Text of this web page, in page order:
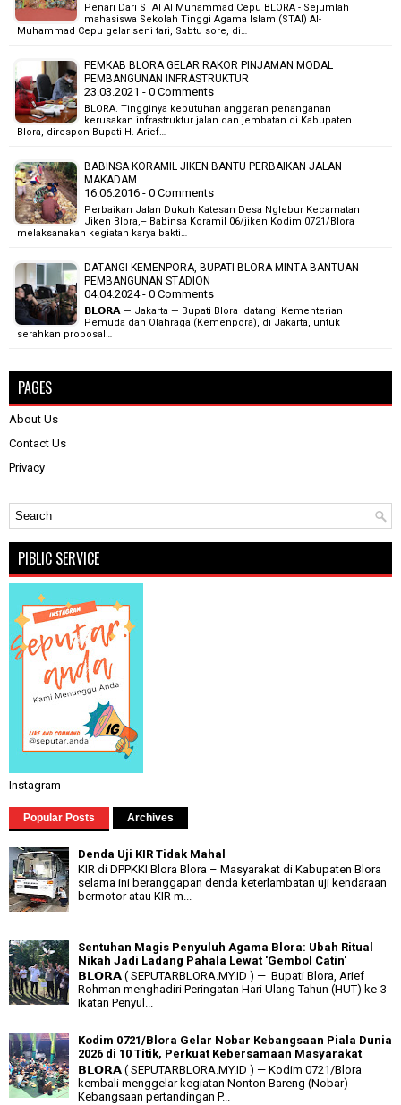
Penari Dari STAI Al Muhammad Cepu BLORA - Sejumlah
mahasiswa Sekolah Tinggi Agama Islam (STAI) Al-
Muhammad Cepu gelar seni tari, Sabtu sore, di…
PEMKAB BLORA GELAR RAKOR PINJAMAN MODAL
PEMBANGUNAN INFRASTRUKTUR
23.03.2021 - 0 Comments
BLORA. Tingginya kebutuhan anggaran penanganan
kerusakan infrastruktur jalan dan jembatan di Kabupaten
Blora, direspon Bupati H. Arief…
BABINSA KORAMIL JIKEN BANTU PERBAIKAN JALAN
MAKADAM
16.06.2016 - 0 Comments
Perbaikan Jalan Dukuh Katesan Desa Nglebur Kecamatan
Jiken Blora,– Babinsa Koramil 06/jiken Kodim 0721/Blora
melaksanakan kegiatan karya bakti…
DATANGI KEMENPORA, BUPATI BLORA MINTA BANTUAN
PEMBANGUNAN STADION
04.04.2024 - 0 Comments
𝗕𝗟𝗢𝗥𝗔 — Jakarta — Bupati Blora datangi Kementerian
Pemuda dan Olahraga (Kemenpora), di Jakarta, untuk
serahkan proposal…
PAGES
About Us
Contact Us
Privacy
PIBLIC SERVICE
Instagram
Popular Posts Archives
Denda Uji KIR Tidak Mahal
KIR di DPPKKI Blora Blora – Masyarakat di Kabupaten Blora
selama ini beranggapan denda keterlambatan uji kendaraan
bermotor atau KIR m...
Sentuhan Magis Penyuluh Agama Blora: Ubah Ritual
Nikah Jadi Ladang Pahala Lewat 'Gembol Catin'
𝗕𝗟𝗢𝗥𝗔 ( SEPUTARBLORA.MY.ID ) — Bupati Blora, Arief
Rohman menghadiri Peringatan Hari Ulang Tahun (HUT) ke-3
Ikatan Penyul...
Kodim 0721/Blora Gelar Nobar Kebangsaan Piala Dunia
2026 di 10 Titik, Perkuat Kebersamaan Masyarakat
𝗕𝗟𝗢𝗥𝗔 ( SEPUTARBLORA.MY.ID ) — Kodim 0721/Blora
kembali menggelar kegiatan Nonton Bareng (Nobar)
Kebangsaan pertandingan P...